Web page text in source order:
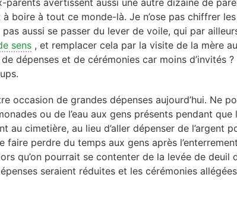
boire à tout ce monde-là. Je n’ose pas chiffrer
aussi se passer du lever de voile, qui par
sens , et remplacer cela par la visite de la mère
dépenses et de cérémonies car moins d’invités
occasion de grandes dépenses aujourd’hui. Ne
ou de l’eau aux gens présents pendant que
au cimetière, au lieu d’aller dépenser de l’argent
faire perdre du temps aux gens après
qu’on pourrait se contenter de la levée de deuil
seraient réduites et les cérémonies